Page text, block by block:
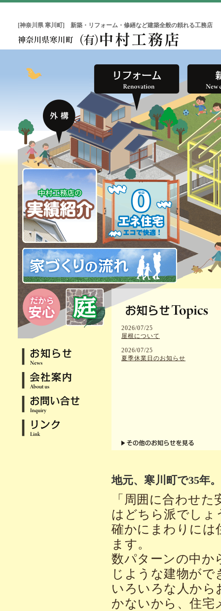
[神奈川県 寒川町] 新築・リフォーム・修繕など建築全般の頼れる工務店
2026/07/25
屋根について
2026/07/25
夏季休業日のお知らせ
地元、寒川町で35年。
「周囲に合わせ
はどちら派でしょ
確かにまわりには
ます。
数パターンの中か
じような建物が
いろいろな人から
かないから、住宅